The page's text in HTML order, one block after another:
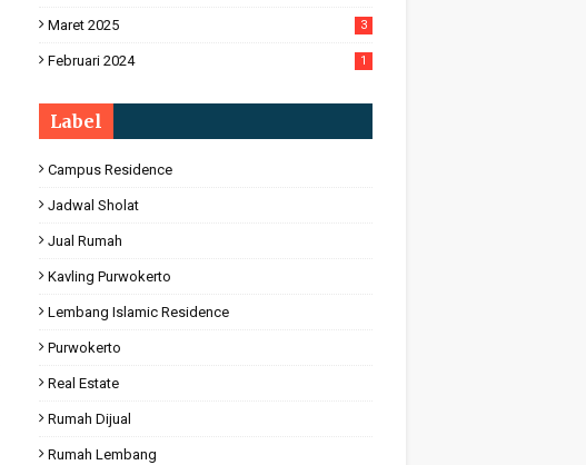
Maret 2025 3
Februari 2024 1
Label
Campus Residence
Jadwal Sholat
Jual Rumah
Kavling Purwokerto
Lembang Islamic Residence
Purwokerto
Real Estate
Rumah Dijual
Rumah Lembang